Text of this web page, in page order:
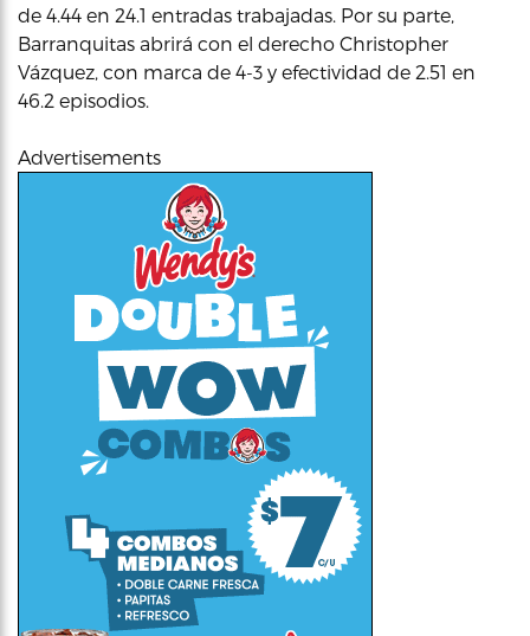
de 4.44 en 24.1 entradas trabajadas. Por su parte,
Barranquitas abrirá con el derecho Christopher
Vázquez, con marca de 4-3 y efectividad de 2.51 en
46.2 episodios.
Advertisements